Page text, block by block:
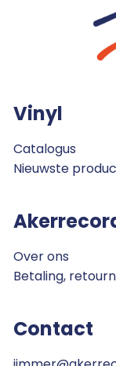
Vinyl
Catalogus
Nieuwste
Over ons
Betaling,
Contact